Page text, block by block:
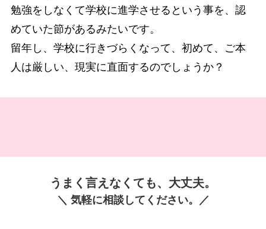
勉強をしなくて学校に進学させるという事を、認
めていた節があるみたいです。
留年し、学校に行きづらくなって、初めて、ご本
人は厳しい、現実に直面するのでしょうか？
うまく言えなくても、大丈夫。
＼ 気軽に相談してください。／